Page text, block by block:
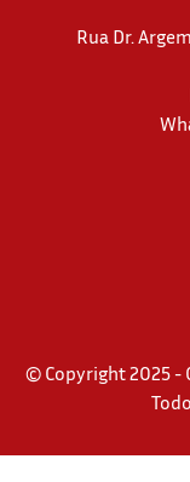
Rua Dr.
© Copyright 2025 -